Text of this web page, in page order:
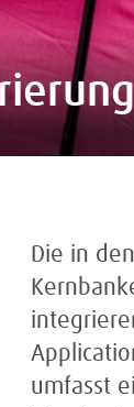
Die in
umfasst